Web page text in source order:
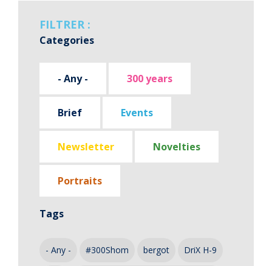
FILTRER :
Categories
- Any - 300 years
Brief Events
Newsletter Novelties
Portraits
Tags
- Any - #300Shom bergot DriX H-9